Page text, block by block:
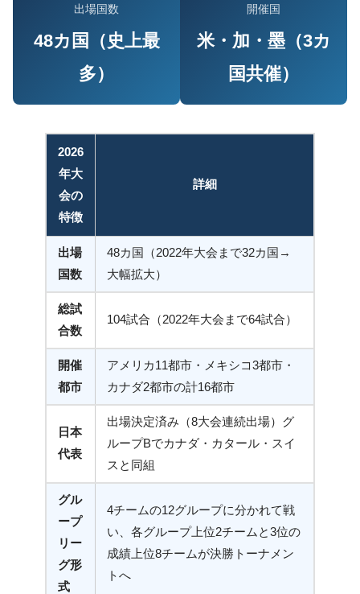
出場国数
48カ国（史上最
多）
開催国
米・加・墨（3カ
国共催）
2026
年大
会の
特徴
詳細
出場
国数
48カ国（2022年大会まで32カ国→
大幅拡大）
総試
合数
104試合（2022年大会まで64試合）
開催
都市
アメリカ11都市・メキシコ3都市・
カナダ2都市の計16都市
日本
代表
出場決定済み（8大会連続出場）グ
ループBでカナダ・カタール・スイ
スと同組
グル
ープ
リー
グ形
式
4チームの12グループに分かれて戦
い、各グループ上位2チームと3位の
成績上位8チームが決勝トーナメン
トへ